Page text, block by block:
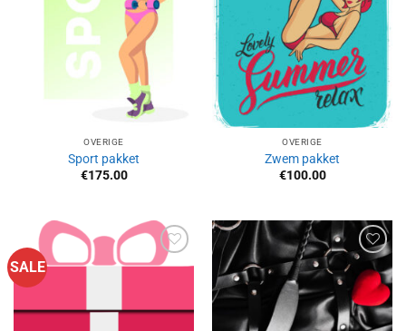
OVERIGE
Sport pakket
€175.00
OVERIGE
Zwem pakket
€100.00
SALE
Aan
Aan
verlanglijst
toevoegen